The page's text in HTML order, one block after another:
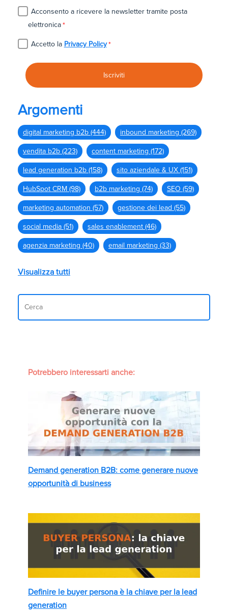
Acconsento a ricevere la newsletter tramite posta
elettronica*
Accetto la Privacy Policy *
Argomenti
digital marketing b2b (444) inbound marketing (269)
vendita b2b (223) content marketing (172)
lead generation b2b (158) sito aziendale & UX (151)
HubSpot CRM (98) b2b marketing (74) SEO (59)
marketing automation (57) gestione dei lead (55)
social media (51) sales enablement (46)
agenzia marketing (40) email marketing (33)
Visualizza tutti
Potrebbero interessarti anche:
Demand generation B2B: come generare nuove
opportunità di business
Definire le buyer persona è la chiave per la lead
generation